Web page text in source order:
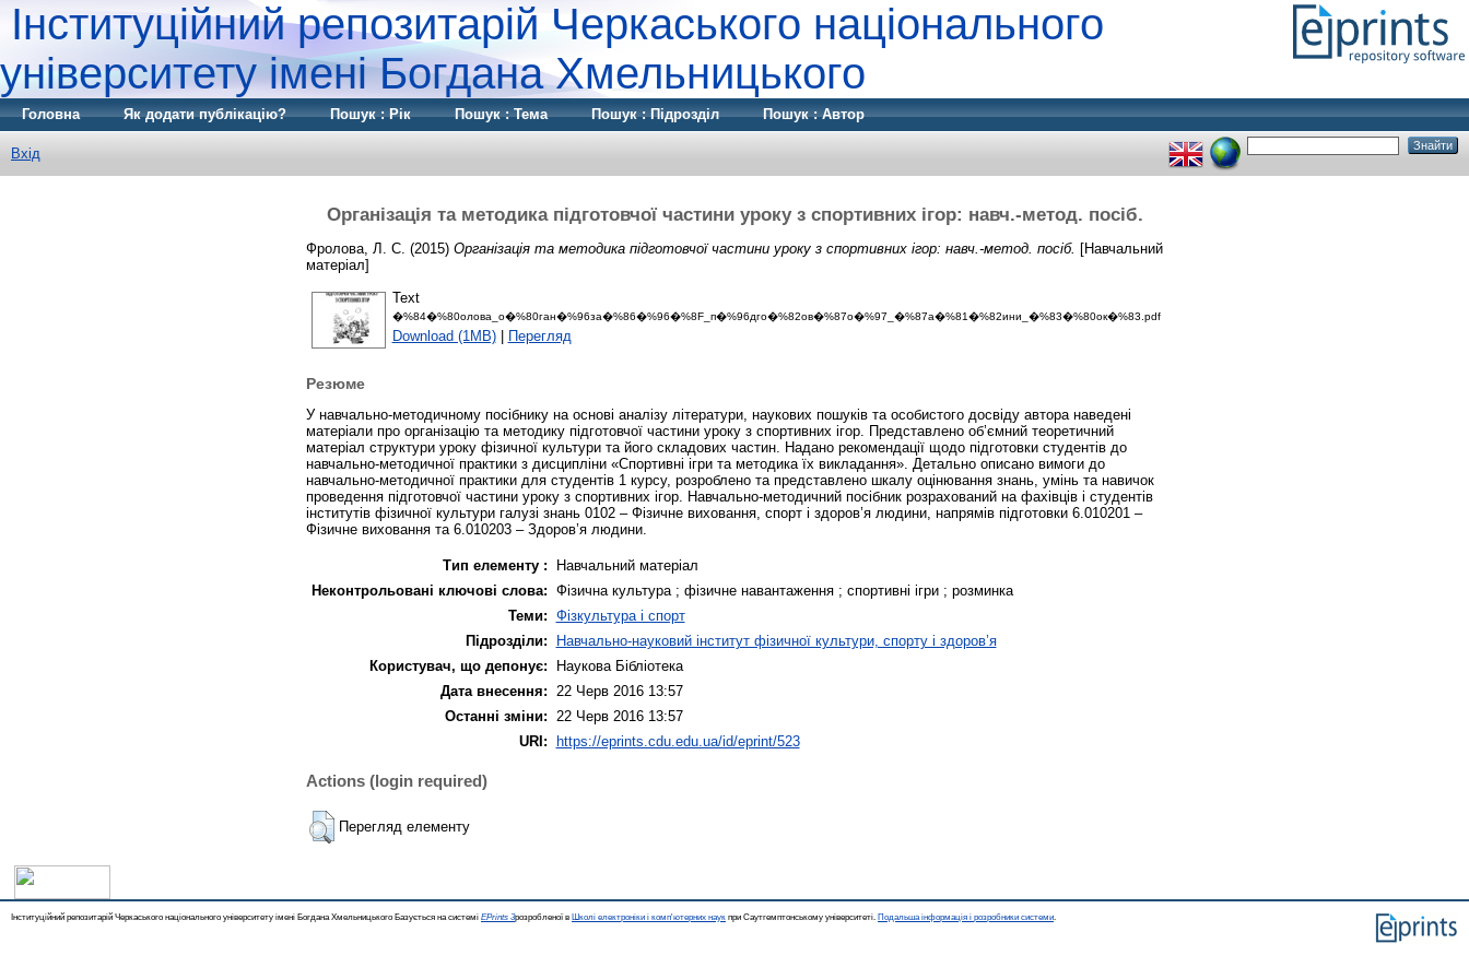
Інституційний репозитарій Черкаського національного
університету імені Богдана Хмельницького
Головна Як додати публікацію? Пошук : Рік Пошук : Тема Пошук : Підрозділ Пошук : Автор
Вхід
Організація та методика підготовчої частини уроку з спортивних ігор: навч.-метод. посіб.
Фролова, Л. С. (2015) Організація та методика підготовчої частини уроку з спортивних ігор: навч.-метод. посіб. [Навчальний
матеріал]
Text
�%84�%80олова_о�%80ган�%96за�%86�%96�%8F_п�%96дго�%82ов�%87о�%97_�%87а�%81�%82ини_�%83�%80ок�%83.pdf
Download (1MB)| Перегляд
Резюме
У навчально-методичному посібнику на основі аналізу літератури, наукових пошуків та особистого досвіду автора наведені
матеріали про організацію та методику підготовчої частини уроку з спортивних ігор. Представлено об’ємний теоретичний
матеріал структури уроку фізичної культури та його складових частин. Надано рекомендації щодо підготовки студентів до
навчально-методичної практики з дисципліни «Спортивні ігри та методика їх викладання». Детально описано вимоги до
навчально-методичної практики для студентів 1 курсу, розроблено та представлено шкалу оцінювання знань, умінь та навичок
проведення підготовчої частини уроку з спортивних ігор. Навчально-методичний посібник розрахований на фахівців і студентів
інститутів фізичної культури галузі знань 0102 – Фізичне виховання, спорт і здоров’я людини, напрямів підготовки 6.010201 –
Фізичне виховання та 6.010203 – Здоров’я людини.
Тип елементу :
Навчальний матеріал
Неконтрольовані ключові слова: Фізична культура ; фізичне навантаження ; спортивні ігри ; розминка
Теми: Фізкультура і спорт
Підрозділи:
Навчально-науковий інститут фізичної культури, спорту і здоров’я
Користувач, що депонує:
Наукова Бібліотека
Дата внесення:
22 Черв 2016 13:57
Останні зміни:
22 Черв 2016 13:57
URI: https://eprints.cdu.edu.ua/id/eprint/523
Actions (login required)
Перегляд елементу
Інституційний репозитарій Черкаського національного університету імені Богдана Хмельницького Базується на системі EPrints 3розробленої в Школі електроніки і комп'ютерних наук при Саутгемптонському університеті. Подальша інформація і розробники системи